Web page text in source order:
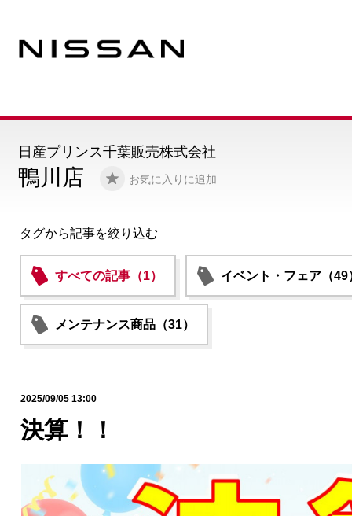
鴨川店 お気に入りに追加
日産プリンス千葉販売株式会社
タグから記事を絞り込む
すべての記事（1） イベント・フェア（49
メンテナンス商品（31）
2025/09/05 13:00
決算！！